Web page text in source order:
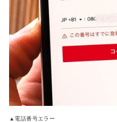
▲電話番号エラー